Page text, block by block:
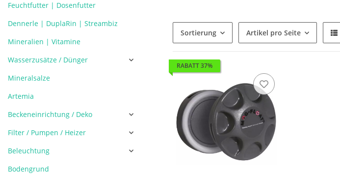
Sortierung Artikel pro Seite
RABATT 37%
Feuchtfutter | Dosenfutter
Dennerle | DuplaRin | Streambiz
Mineralien | Vitamine
Wasserzusätze / Dünger
Mineralsalze
Artemia
Beckeneinrichtung / Deko
Filter / Pumpen / Heizer
Beleuchtung
Bodengrund